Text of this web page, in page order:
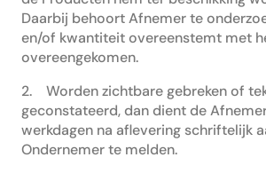
Daarbij behoort Afnemer te
en/of kwantiteit overeenstemt met
overeengekomen.
2. Worden zichtbare gebreken of
geconstateerd, dan dient de
werkdagen na aflevering schriftelijk
Ondernemer te melden.